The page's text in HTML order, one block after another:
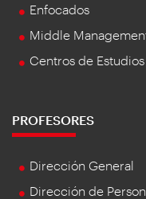
Enfocados
Middle
Centros de Estudios
PROFESORES
Dirección General
Dirección de